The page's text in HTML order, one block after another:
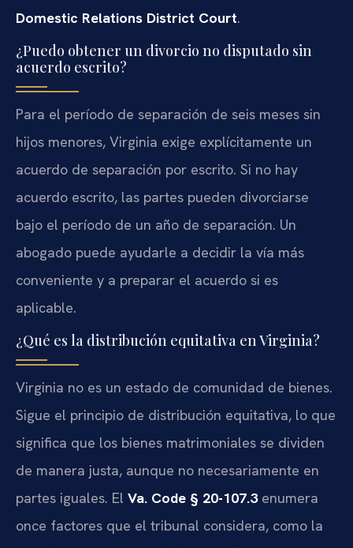
Domestic Relations District Court.
¿Puedo obtener un divorcio no disputado sin
acuerdo escrito?
Para el período de separación de seis meses sin
hijos menores, Virginia exige explícitamente un
acuerdo de separación por escrito. Si no hay
acuerdo escrito, las partes pueden divorciarse
bajo el período de un año de separación. Un
abogado puede ayudarle a decidir la vía más
conveniente y a preparar el acuerdo si es
aplicable.
¿Qué es la distribución equitativa en Virginia?
Virginia no es un estado de comunidad de bienes.
Sigue el principio de distribución equitativa, lo que
significa que los bienes matrimoniales se dividen
de manera justa, aunque no necesariamente en
partes iguales. El Va. Code § 20-107.3enumera
once factores que el tribunal considera, como la